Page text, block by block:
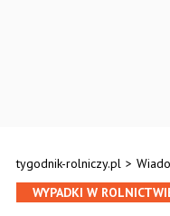
tygodnik-rolniczy.pl >
WYPADKI W